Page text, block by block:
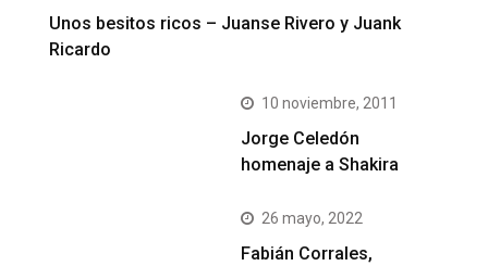
Unos besitos ricos – Juanse Rivero y Juank
Ricardo
10 noviembre, 2011
Jorge Celedón
homenaje a Shakira
26 mayo, 2022
Fabián Corrales,